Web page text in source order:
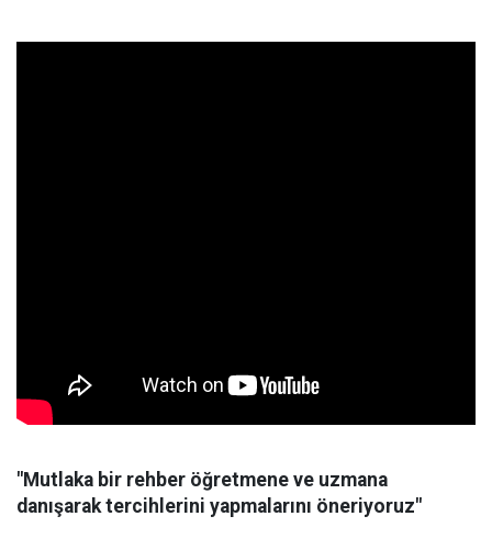
"Mutlaka bir rehber öğretmene ve uzmana
danışarak tercihlerini yapmalarını öneriyoruz"